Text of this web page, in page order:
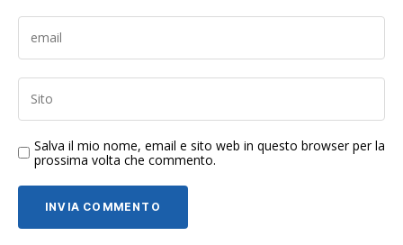
Salva il mio nome, email e sito web in questo browser per la
prossima volta che commento.